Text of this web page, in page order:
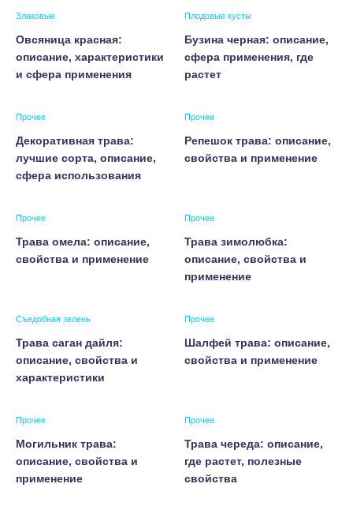
Злаковые
Овсяница красная:
описание, характеристики
и сфера применения
Плодовые кусты
Бузина черная: описание,
сфера применения, где
растет
Прочее
Декоративная трава:
лучшие сорта, описание,
сфера использования
Прочее
Репешок трава: описание,
свойства и применение
Прочее
Трава омела: описание,
свойства и применение
Прочее
Трава зимолюбка:
описание, свойства и
применение
Съедобная зелень
Трава саган дайля:
описание, свойства и
характеристики
Прочее
Шалфей трава: описание,
свойства и применение
Прочее
Могильник трава:
описание, свойства и
применение
Прочее
Трава череда: описание,
где растет, полезные
свойства